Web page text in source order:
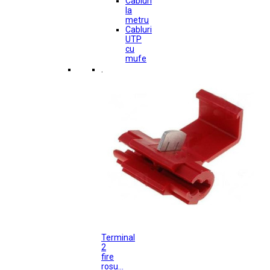
la
metru
Cabluri
UTP
cu
mufe
.
Terminal
2
fire
rosu...